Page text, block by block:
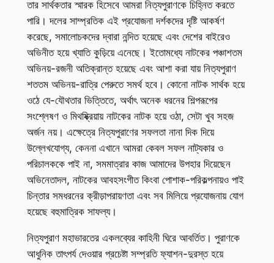
তার সার্থকতার স্মারক হিসেবে আমরা নিত্যপুরাণকে চিহ্নিত করতে
পারি। দলের সাম্প্রতিক এই প্রযোজনা দর্শকদের দৃষ্টি আকর্ষণ
করেছে, সমালোচকদের দ্বারা নন্দিত হয়েছে এবং দেশের বাইরেও
অভিনীত হয়ে খ্যাতি কুড়িয়ে এনেছে। ইতোমধ্যে নাটকের পঞ্চাশতম
অভিনয়-রজনী অতিক্রান্ত হয়েছে এবং আশা করা যায় নিত্যপুরাণ
শততম অভিনয়-রাত্রি পেরুতে সমর্থ হবে। কোনো নাটক সার্থক হয়ে
ওঠে যে-যৌথতার ভিত্তিতে, অর্থাৎ অনেক ধরনের শিল্পরূপের
সংশ্লেষণ ও মিথষ্ক্রিয়ায় নাটকের নাটক হয়ে ওঠা, সেটা খুব সহজ
অর্জন নয়। এক্ষেত্রে নিত্যপুরাণের সফলতা নানা দিক দিয়ে
উল্লেখযোগ্য, কেননা এখানে আমরা কেবল সফল নাট্যকার ও
পরিচালককে পাই না, সমমাত্রার কাজ আমাদের উপহার দিয়েছেন
অভিনেতাদল, নাটকের আবহসংগীত কিংবা পোশাক-পরিকল্পনায়ও পাই
চিন্তার সমধরনের ক্রীড়াপরায়ণতা এবং সব মিলিয়ে প্রযোজনায় যোগ
হয়েছে বহুমাত্রিক সাফল্য।
নিত্যপুরাণ মহাভারতের একলব্যের কাহিনী ঘিরে আবর্তিত। পুরাণকে
আধুনিক তাৎপর্য দেওয়ার প্রচেষ্টা সম্প্রতি ফ্যাশন-দুরস্ত হয়ে